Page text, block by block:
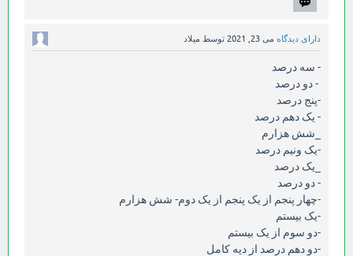
دارای دیدگاه می 23, 2021 توسط میلاد
- سه درصد
- دو درصد
-پنج درصد
- یک دهم درصد
_شش هزارم
-یک ونیم درصد
_یک درصد
- دو درصد
-چهار پنجم از یک پنجم از یک دوم- شش هزارم
-یک بیستم
-دو سوم از یک بیستم
-دو دهم درصد از دیه کامل